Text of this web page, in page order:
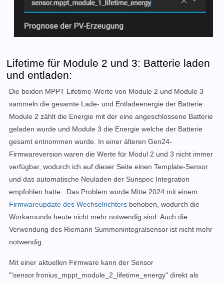
Lifetime für Module 2 und 3: Batterie laden
und entladen:
Die beiden MPPT Lifetime-Werte von Module 2 und Module 3
sammeln die gesamte Lade- und Entladeenergie der Batterie:
Module 2 zählt die Energie mit der eine angeschlossene Batterie
geladen wurde und Module 3 die Energie welche der Batterie
gesamt entnommen wurde. In einer älteren Gen24-
Firmwareversion waren die Werte für Modul 2 und 3 nicht immer
verfügbar, wodurch ich auf dieser Seite einen Template-Sensor
und das automatische Neuladen der Sunspec Integration
empfohlen hatte. Das Problem wurde Mitte 2024 mit einem
Firmwareupdate des Wechselrichters behoben, wodurch die
Workarounds heute nicht mehr notwendig sind. Auch die
Verwendung des Riemann Summenintegralsensor ist nicht mehr
notwendig.
Mit einer aktuellen Firmware kann der Sensor
"'sensor.fronius_mppt_module_2_lifetime_energy" direkt als